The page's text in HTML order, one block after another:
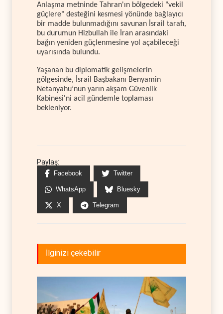
Anlaşma metninde Tahran'ın bölgedeki "vekil
güçlere" desteğini kesmesi yönünde bağlayıcı
bir madde bulunmadığını savunan İsrail tarafı,
bu durumun Hizbullah ile İran arasındaki
bağın yeniden güçlenmesine yol açabileceği
uyarısında bulundu.
Yaşanan bu diplomatik gelişmelerin
gölgesinde, İsrail Başbakanı Benyamin
Netanyahu’nun yarın akşam Güvenlik
Kabinesi'ni acil gündemle toplaması
bekleniyor.
Paylaş:
Facebook Twitter
WhatsApp Bluesky
X Telegram
İlginizi çekebilir